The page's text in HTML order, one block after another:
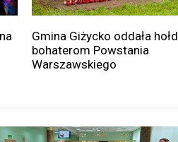
Gmina Giżycko oddała hołd
bohaterom Powstania
Warszawskiego